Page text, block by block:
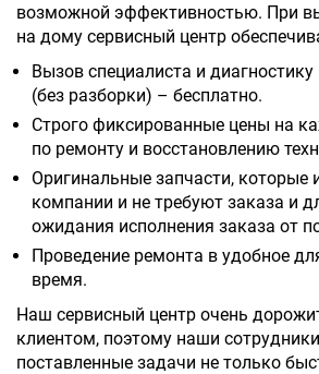
возможной эффективностью. При
на дому сервисный центр
Вызов специалиста и
(без разборки) – бесплатно.
Строго фиксированные цены на
по ремонту и восстановлению
Оригинальные запчасти, которые
компании и не требуют заказа и
ожидания исполнения заказа от
Проведение ремонта в удобное
время.
Наш сервисный центр очень
клиентом, поэтому наши
поставленные задачи не только